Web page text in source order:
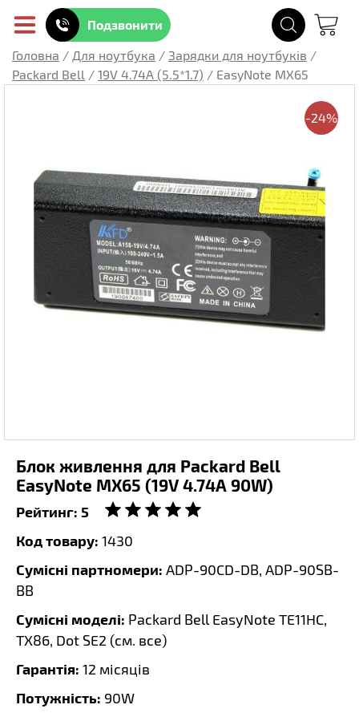
Подзвонити
Головна / Для ноутбука / Зарядки для ноутбуків /
Packard Bell / 19V 4.74A (5.5*1.7) / EasyNote MX65
-24%
Блок живлення для Packard Bell
EasyNote MX65 (19V 4.74A 90W)
Рейтинг: 5
Код товару: 1430
Сумісні партномери: ADP-90CD-DB, ADP-90SB-
BB
Сумісні моделі: Packard Bell EasyNote TE11HC,
TX86, Dot SE2 (см. все)
Гарантія: 12 місяців
Потужність: 90W